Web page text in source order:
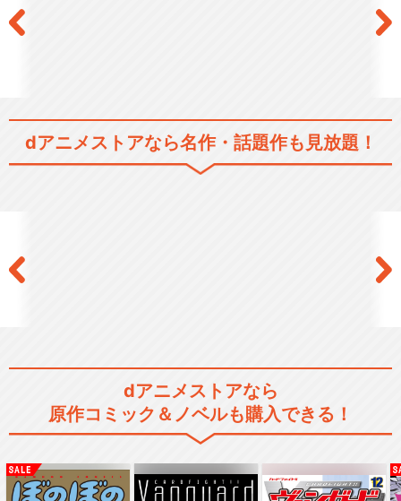
dアニメストアなら名作・話題作も見放題！
dアニメストアなら
原作コミック＆ノベルも購入できる！